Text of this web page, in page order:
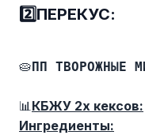
2️⃣ПЕРЕКУС:
🥧 ПП ТВОРОЖНЫЕ
📊КБЖУ 2х кексов:
Ингредиенты: